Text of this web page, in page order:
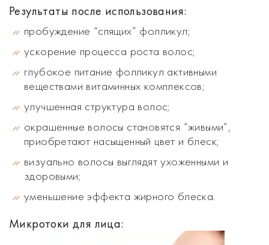
Результаты после использования:
пробуждение “спящих” фолликул;
ускорение процесса роста волос;
глубокое питание фолликул активными
веществами витаминных комплексов;
улучшенная структура волос;
окрашенные волосы становятся “живыми”,
приобретают насыщенный цвет и блеск;
визуально волосы выглядят ухоженными и
здоровыми;
уменьшение эффекта жирного блеска.
Микротоки для лица: